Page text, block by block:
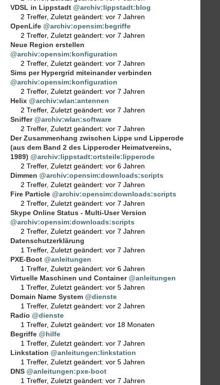
VDSL in Lippstadt @archiv:lippstadt:blog
2 Treffer, Zuletzt geändert: vor 7 Jahren
OpenLife @archiv:opensim:begriffe
2 Treffer, Zuletzt geändert: vor 7 Jahren
Neue Region erstellen
@archiv:opensim:konfiguration
2 Treffer, Zuletzt geändert: vor 7 Jahren
Sims per Hypergrid miteinander verbinden
@archiv:opensim:konfiguration
2 Treffer, Zuletzt geändert: vor 7 Jahren
Helix @archiv:wlan:antennen
2 Treffer, Zuletzt geändert: vor 7 Jahren
Sniffer @archiv:wlan:software
2 Treffer, Zuletzt geändert: vor 7 Jahren
Der Zusammenhang zwischen Lippe und Lipperode
(aus dem Band 2 des Lipperoder Heimatvereins,
1989) @archiv:lippstadt:ortsteile:lipperode
2 Treffer, Zuletzt geändert: vor 6 Jahren
Dimmen @archiv:opensim:downloads:scripts
2 Treffer, Zuletzt geändert: vor 7 Jahren
Fire Particle @archiv:opensim:downloads:scripts
2 Treffer, Zuletzt geändert: vor 7 Jahren
Skype Online Status - Multi-User Version
@archiv:opensim:downloads:scripts
2 Treffer, Zuletzt geändert: vor 7 Jahren
Datenschutzerklärung
1 Treffer, Zuletzt geändert: vor 7 Jahren
PXE-Boot @anleitungen
1 Treffer, Zuletzt geändert: vor 6 Jahren
Virtuelle Maschinen und Container @anleitungen
1 Treffer, Zuletzt geändert: vor 5 Jahren
Domain Name System @dienste
1 Treffer, Zuletzt geändert: vor 2 Jahren
Radio @dienste
1 Treffer, Zuletzt geändert: vor 18 Monaten
Begriffe @hilfe
1 Treffer, Zuletzt geändert: vor 7 Jahren
Linkstation @anleitungen:linkstation
1 Treffer, Zuletzt geändert: vor 5 Jahren
DNS @anleitungen:pxe-boot
1 Treffer, Zuletzt geändert: vor 7 Jahren